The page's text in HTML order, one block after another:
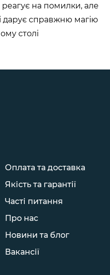
на помилки, але
дарує справжню магію
столі
Оплата та доставка
Якість та гарантії
Часті питання
Про нас
Новини та блог
Вакансії